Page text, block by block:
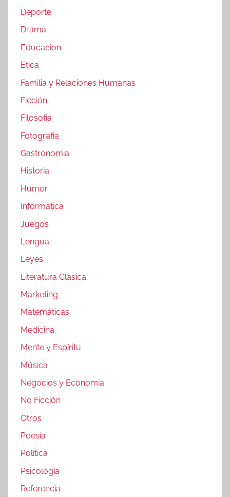
Deporte
Drama
Educacion
Etica
Familia y Relaciones Humanas
Ficción
Filosofia
Fotografia
Gastronomia
Historia
Humor
Informática
Juegos
Lengua
Leyes
Literatura Clásica
Marketing
Matemáticas
Medicina
Mente y Espíritu
Música
Negocios y Economia
No Ficción
Otros
Poesía
Política
Psicología
Referencia